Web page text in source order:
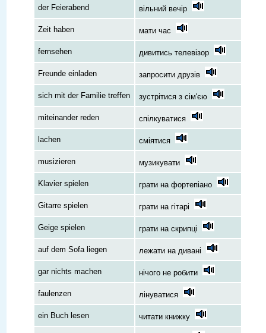
der Feierabend вільний вечір
Zeit haben мати час
fernsehen дивитись телевізор
Freunde einladen запросити друзів
sich mit der Familie treffen зустрітися з сім'єю
miteinander reden спілкуватися
lachen сміятися
musizieren музикувати
Klavier spielen грати на фортепіано
Gitarre spielen грати на гітарі
Geige spielen грати на скрипці
auf dem Sofa liegen лежати на дивані
gar nichts machen нічого не робити
faulenzen лінуватися
ein Buch lesen читати книжку